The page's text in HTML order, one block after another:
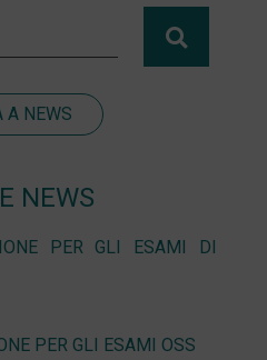
A NEWS
NEWS
PER GLI ESAMI DI
PER GLI ESAMI OSS